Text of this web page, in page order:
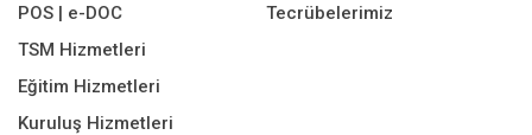
POS | e-DOC
TSM Hizmetleri
Eğitim Hizmetleri
Kuruluş Hizmetleri
Tecrübelerimiz